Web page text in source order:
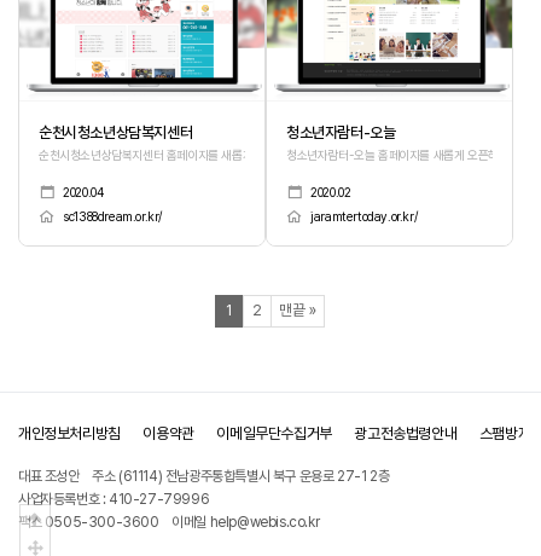
순천시청소년상담복지센터
순천시청소년상담복지센터 홈페이지를 새롭게 오픈하였습니다.
2020.04
sc1388dream.or.kr/
청소년자람터-오늘
청소년자람터-오늘 홈페이지를 새롭게 오픈하였습니
2020.02
jaramtertoday.or.kr/
열린
1 페이지
2페이지
맨끝 페이지
»
개인정보처리방침 이용약관 이메일무단수집거부 광고전송법령안내 스팸방지
대표 조성안
주소 (61114) 전남광주통합특별시 북구 운용로 27-1 2층
사업자등록번호 : 410-27-79996
팩스 0505-300-3600
이메일 help@webis.co.kr
상단으로
중간으로